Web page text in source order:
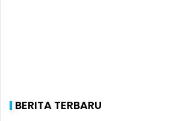
BERITA TERBARU